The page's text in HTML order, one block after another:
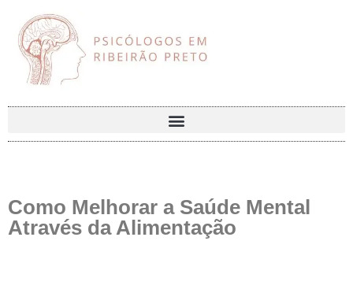
Como Melhorar a Saúde Mental
Através da Alimentação